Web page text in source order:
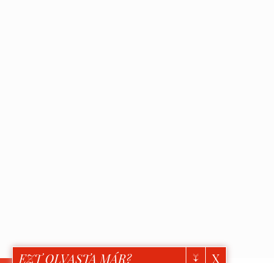
EZT OLVASTA MÁR? X
↓